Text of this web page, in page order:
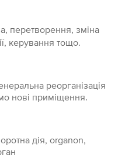
перетворення, зміна
керування тощо.
реорганізація
нові приміщення.
дія, organon,